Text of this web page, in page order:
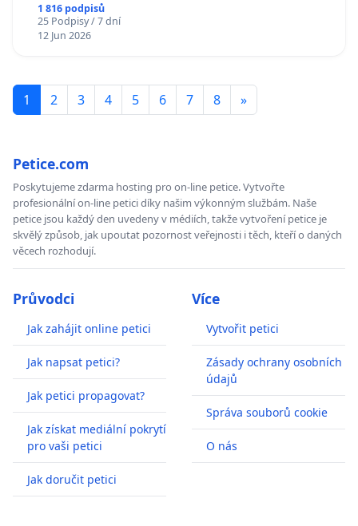
1 816 podpisů
25 Podpisy / 7 dní
12 Jun 2026
1 2 3 4 5 6 7 8 »
Petice.com
Poskytujeme zdarma hosting pro on-line petice. Vytvořte
profesionální on-line petici díky našim výkonným službám. Naše
petice jsou každý den uvedeny v médiích, takže vytvoření petice je
skvělý způsob, jak upoutat pozornost veřejnosti i těch, kteří o daných
věcech rozhodují.
Průvodci
Jak zahájit online petici
Jak napsat petici?
Jak petici propagovat?
Jak získat mediální pokrytí
pro vaši petici
Jak doručit petici
Více
Vytvořit petici
Zásady ochrany osobních
údajů
Správa souborů cookie
O nás